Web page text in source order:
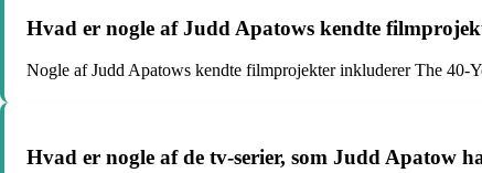
Hvad er nogle af Judd Apatows kendte
Nogle af Judd Apatows kendte filmprojekter inkluderer The
Hvad er nogle af de tv-serier, som Judd Apatow